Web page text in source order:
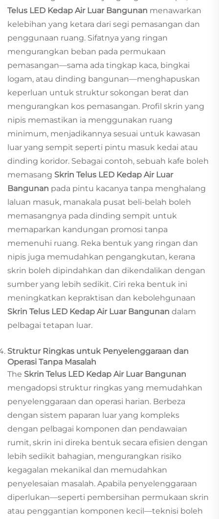
Telus LED Kedap Air Luar Bangunan menawarkan
kelebihan yang ketara dari segi pemasangan dan
penggunaan ruang. Sifatnya yang ringan
mengurangkan beban pada permukaan
pemasangan—sama ada tingkap kaca, bingkai
logam, atau dinding bangunan—menghapuskan
keperluan untuk struktur sokongan berat dan
mengurangkan kos pemasangan. Profil skrin yang
nipis memastikan ia menggunakan ruang
minimum, menjadikannya sesuai untuk kawasan
luar yang sempit seperti pintu masuk kedai atau
dinding koridor. Sebagai contoh, sebuah kafe boleh
memasang Skrin Telus LED Kedap Air Luar
Bangunan pada pintu kacanya tanpa menghalang
laluan masuk, manakala pusat beli-belah boleh
memasangnya pada dinding sempit untuk
memaparkan kandungan promosi tanpa
memenuhi ruang. Reka bentuk yang ringan dan
nipis juga memudahkan pengangkutan, kerana
skrin boleh dipindahkan dan dikendalikan dengan
sumber yang lebih sedikit. Ciri reka bentuk ini
meningkatkan kepraktisan dan kebolehgunaan
Skrin Telus LED Kedap Air Luar Bangunan dalam
pelbagai tetapan luar.
Struktur Ringkas untuk Penyelenggaraan dan
Operasi Tanpa Masalah
The Skrin Telus LED Kedap Air Luar Bangunan
mengadopsi struktur ringkas yang memudahkan
penyelenggaraan dan operasi harian. Berbeza
dengan sistem paparan luar yang kompleks
dengan pelbagai komponen dan pendawaian
rumit, skrin ini direka bentuk secara efisien dengan
lebih sedikit bahagian, mengurangkan risiko
kegagalan mekanikal dan memudahkan
penyelesaian masalah. Apabila penyelenggaraan
diperlukan—seperti pembersihan permukaan skrin
atau penggantian komponen kecil—teknisi boleh